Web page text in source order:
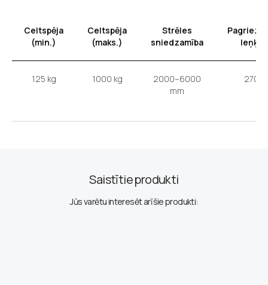
Celtspēja
(min.)
Celtspēja
(maks.)
Strēles
sniedzamība
leņķis
125 kg 1000 kg
2000–6000
mm
270'
Jūs varētu interesēt arī šie produkti:
Saistītie produkti